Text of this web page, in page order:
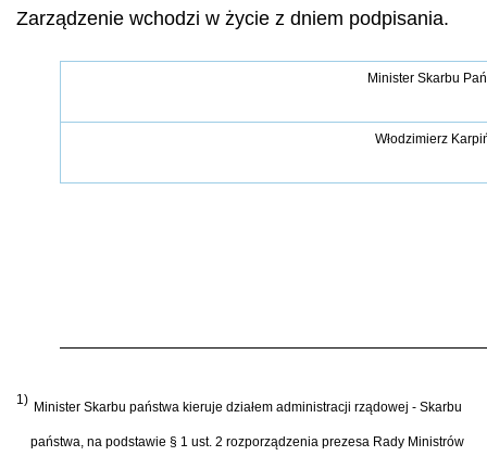
Zarządzenie wchodzi w życie z dniem podpisania.
Minister Skarbu
Włodzimierz
1) Minister Skarbu państwa kieruje działem administracji rządowej - Skarbu
państwa, na podstawie § 1 ust. 2 rozporządzenia prezesa Rady Ministrów